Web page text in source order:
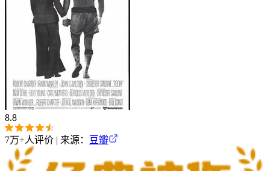
8.8
7万+人评价 | 来源： 豆瓣